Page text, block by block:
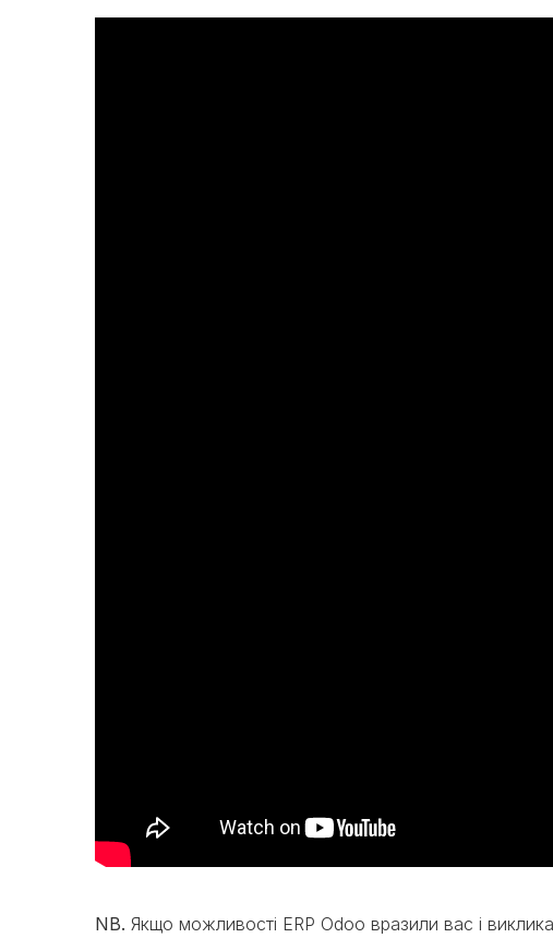
NB. Якщо можливості ERP Odoo вразили вас і